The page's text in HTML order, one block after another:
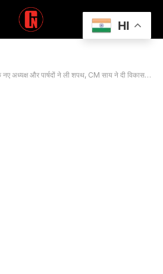
अध्यक्ष और पार्षदों ने ली शपथ, CM साय ने दी विकास की सौगात
HI